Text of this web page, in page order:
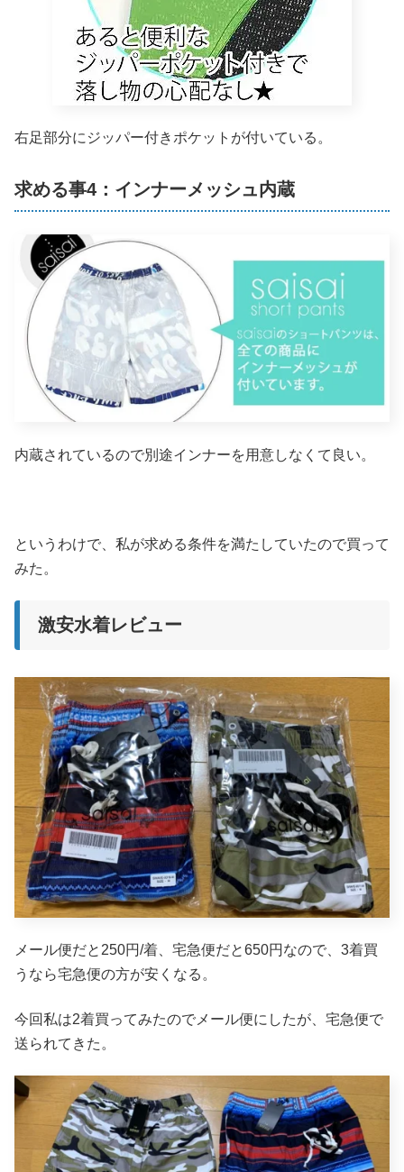
右足部分にジッパー付きポケットが付いている。
求める事4：インナーメッシュ内蔵
内蔵されているので別途インナーを用意しなくて良い。
というわけで、私が求める条件を満たしていたので買って
みた。
激安水着レビュー
メール便だと250円/着、宅急便だと650円なので、3着買
うなら宅急便の方が安くなる。
今回私は2着買ってみたのでメール便にしたが、宅急便で
送られてきた。